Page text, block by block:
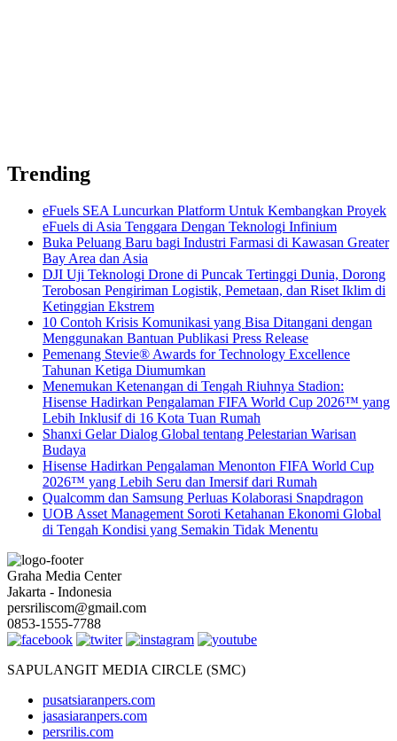
Trending
eFuels SEA Luncurkan Platform Untuk Kembangkan Proyek
eFuels di Asia Tenggara Dengan Teknologi Infinium
Buka Peluang Baru bagi Industri Farmasi di Kawasan Greater
Bay Area dan Asia
DJI Uji Teknologi Drone di Puncak Tertinggi Dunia, Dorong
Terobosan Pengiriman Logistik, Pemetaan, dan Riset Iklim di
Ketinggian Ekstrem
10 Contoh Krisis Komunikasi yang Bisa Ditangani dengan
Menggunakan Bantuan Publikasi Press Release
Pemenang Stevie® Awards for Technology Excellence
Tahunan Ketiga Diumumkan
Menemukan Ketenangan di Tengah Riuhnya Stadion:
Hisense Hadirkan Pengalaman FIFA World Cup 2026™ yang
Lebih Inklusif di 16 Kota Tuan Rumah
Shanxi Gelar Dialog Global tentang Pelestarian Warisan
Budaya
Hisense Hadirkan Pengalaman Menonton FIFA World Cup
2026™ yang Lebih Seru dan Imersif dari Rumah
Qualcomm dan Samsung Perluas Kolaborasi Snapdragon
UOB Asset Management Soroti Ketahanan Ekonomi Global
di Tengah Kondisi yang Semakin Tidak Menentu
Graha Media Center
Jakarta - Indonesia
persriliscom@gmail.com
0853-1555-7788
SAPULANGIT MEDIA CIRCLE (SMC)
pusatsiaranpers.com
jasasiaranpers.com
persrilis.com